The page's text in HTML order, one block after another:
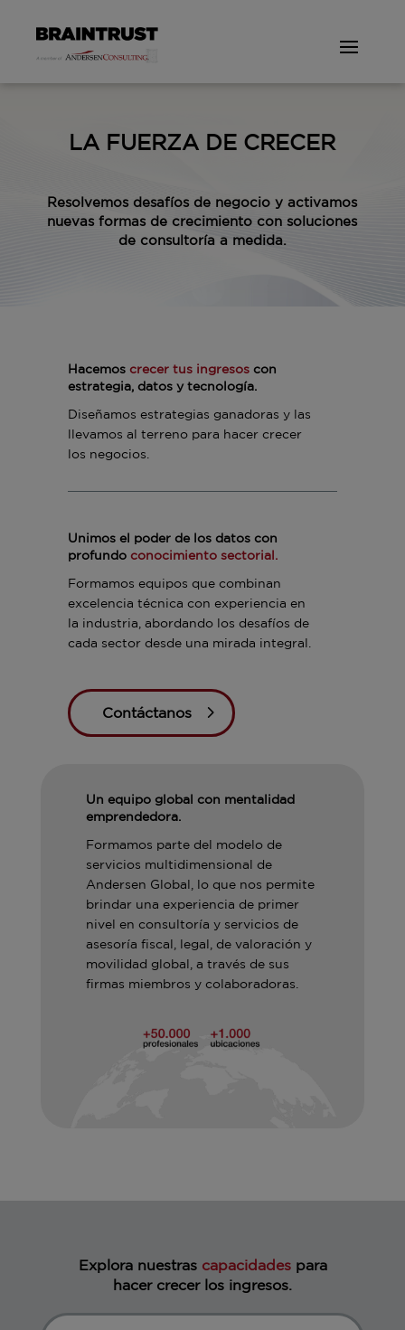
LA FUERZA DE CRECER
Resolvemos desafíos de negocio y activamos
nuevas formas de crecimiento con soluciones
de consultoría a medida.
Hacemos crecer tus ingresos con
estrategia, datos y tecnología.
Diseñamos estrategias ganadoras y las
llevamos al terreno para hacer crecer
los negocios.
Unimos el poder de los datos con
profundo conocimiento sectorial.
Formamos equipos que combinan
excelencia técnica con experiencia en
la industria, abordando los desafíos de
cada sector desde una mirada integral.
Contáctanos
Un equipo global con mentalidad
emprendedora.
Formamos parte del modelo de
servicios multidimensional de
Andersen Global, lo que nos permite
brindar una experiencia de primer
nivel en consultoría y servicios de
asesoría fiscal, legal, de valoración y
movilidad global, a través de sus
firmas miembros y colaboradoras.
Explora nuestras capacidades para
hacer crecer los ingresos.